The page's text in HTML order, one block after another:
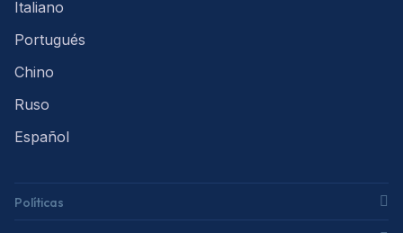
Italiano
Portugués
Chino
Ruso
Español
Políticas